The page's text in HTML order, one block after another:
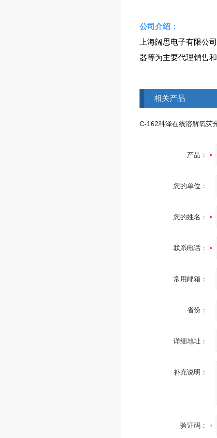
​​公司介绍：
上海阔思电子有限公
器等为主要代理销售
相关产品
C-162科泽在线溶解氧荧
产品：
您的单位：
您的姓名：
联系电话：
常用邮箱：
省份：
详细地址：
补充说明：
验证码：